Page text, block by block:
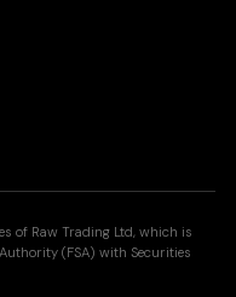
of Raw Trading Ltd, which is
(FSA) with Securities